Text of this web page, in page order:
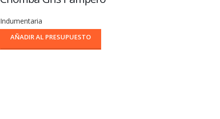
Indumentaria
AÑADIR AL PRESUPUESTO